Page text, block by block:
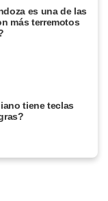
es una de las
más terremotos
tiene teclas